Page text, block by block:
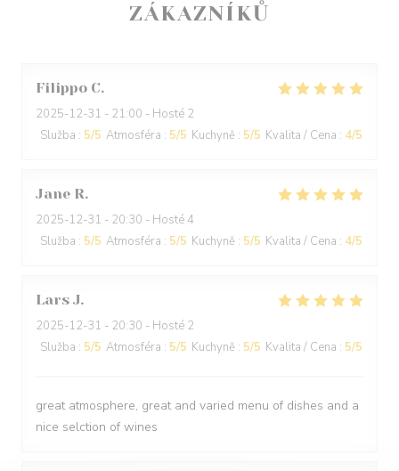
ZÁKAZNÍKŮ
Filippo C
2025-12-31 - 21:00 - Hosté 2
Služba : 5/5 Atmosféra : 5/5 Kuchyně : 5/5 Kvalita / Cena : 4/5
Jane R
2025-12-31 - 20:30 - Hosté 4
Služba : 5/5 Atmosféra : 5/5 Kuchyně : 5/5 Kvalita / Cena : 4/5
Lars J
2025-12-31 - 20:30 - Hosté 2
Služba : 5/5 Atmosféra : 5/5 Kuchyně : 5/5 Kvalita / Cena : 5/5
great atmosphere, great and varied menu of dishes and a
nice selction of wines